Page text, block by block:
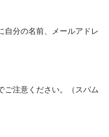
自分の名前、メールアドレ
ご注意ください。（スパム